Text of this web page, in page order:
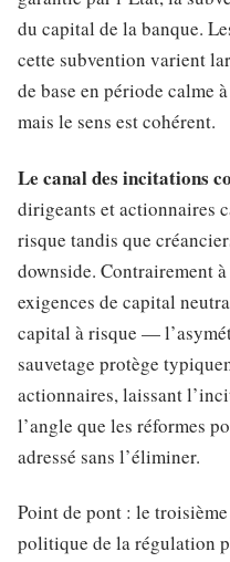
du capital de la banque.
cette subvention varient
de base en période calme
mais le sens est cohérent.
Le canal des incitations
dirigeants et actionnaires
risque tandis que
downside. Contrairement
exigences de capital
capital à risque —
sauvetage protège
actionnaires, laissant
l’angle que les réformes
adressé sans l’éliminer.
Point de pont : le
politique de la régulation